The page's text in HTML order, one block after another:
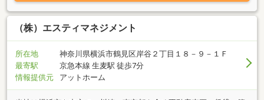
（株）エスティマネジメント
所在地
神奈川県横浜市鶴見区岸谷２丁目１８－９－１Ｆ
最寄駅
京急本線 生麦駅 徒歩7分
情報提供元
アットホーム